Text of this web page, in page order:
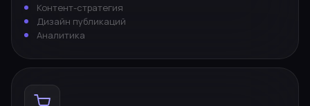
Контент-стратегия
Дизайн публикаций
Аналитика